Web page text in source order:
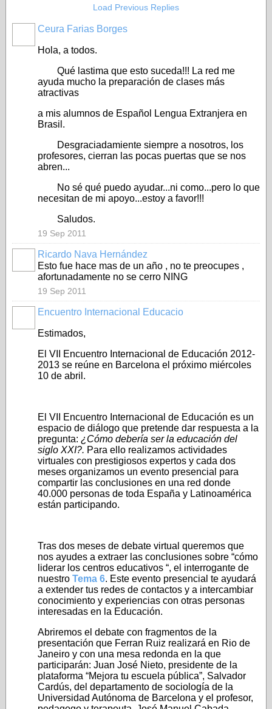
Load Previous Replies
Ceura Farias Borges
Hola, a todos.
Qué lastima que esto suceda!!! La red me
ayuda mucho la preparación de clases más
atractivas
a mis alumnos de Español Lengua Extranjera en
Brasil.
Desgraciadamiente siempre a nosotros, los
profesores, cierran las pocas puertas que se nos
abren...
No sé qué puedo ayudar...ni como...pero lo que
necesitan de mi apoyo...estoy a favor!!!
Saludos.
19 Sep 2011
Ricardo Nava Hernández
Esto fue hace mas de un año , no te preocupes ,
afortunadamente no se cerro NING
19 Sep 2011
Encuentro Internacional Educacio
Estimados,
El VII Encuentro Internacional de Educación 2012-
2013 se reúne en Barcelona el próximo miércoles
10 de abril.
El VII Encuentro Internacional de Educación es un
espacio de diálogo que pretende dar respuesta a la
pregunta: ¿Cómo debería ser la educación del
siglo XXI?. Para ello realizamos actividades
virtuales con prestigiosos expertos y cada dos
meses organizamos un evento presencial para
compartir las conclusiones en una red donde
40.000 personas de toda España y Latinoamérica
están participando.
Tras dos meses de debate virtual queremos que
nos ayudes a extraer las conclusiones sobre “cómo
liderar los centros educativos “, el interrogante de
nuestro Tema 6. Este evento presencial te ayudará
a extender tus redes de contactos y a intercambiar
conocimiento y experiencias con otras personas
interesadas en la Educación.
Abriremos el debate con fragmentos de la
presentación que Ferran Ruiz realizará en Rio de
Janeiro y con una mesa redonda en la que
participarán: Juan José Nieto, presidente de la
plataforma “Mejora tu escuela pública”, Salvador
Cardús, del departamento de sociología de la
Universidad Autónoma de Barcelona y el profesor,